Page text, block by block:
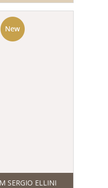
ELLINI